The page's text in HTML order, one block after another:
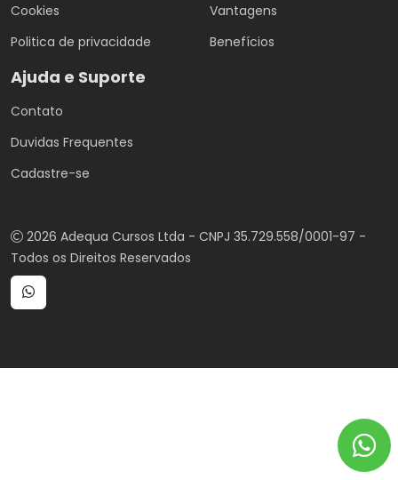
Cookies
Politica de privacidade
Vantagens
Benefícios
Ajuda e Suporte
Contato
Duvidas Frequentes
Cadastre-se
2026 Adequa Cursos Ltda - CNPJ 35.729.558/0001-97 -
Todos os Direitos Reservados